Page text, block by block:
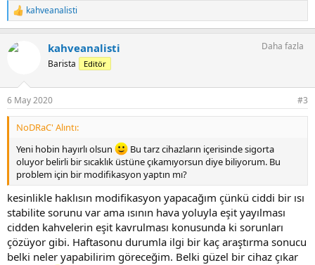
T
e
k
kahveanalisti
kahveanalisti
Barista Editör
Daha fazla
6 May 2020 #3
NoDRaC' Alıntı:
Yeni hobin hayırlı olsun
Bu tarz cihazların içerisinde sigorta
oluyor belirli bir sıcaklık üstüne çıkamıyorsun diye biliyorum. Bu
problem için bir modifikasyon yaptın mı?
kesinlikle haklısın modifikasyon yapacağım çünkü ciddi bir ısı
stabilite sorunu var ama ısının hava yoluyla eşit yayılması
cidden kahvelerin eşit kavrulması konusunda ki sorunları
çözüyor gibi. Haftasonu durumla ilgi bir kaç araştırma sonucu
belki neler yapabilirim göreceğim. Belki güzel bir cihaz çıkar